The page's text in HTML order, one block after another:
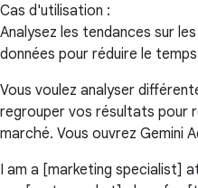
Cas d'utilisation :
Analysez les tendances sur
données pour réduire le
Vous voulez analyser
regrouper vos résultats pour
marché. Vous ouvrez Gemini
I am a [marketing specialist]